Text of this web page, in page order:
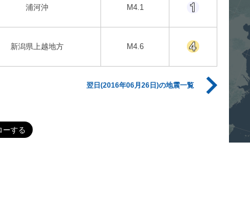
浦河沖 M4.1
新潟県上越地方 M4.6
翌日(2016年06月26日)の地震一覧